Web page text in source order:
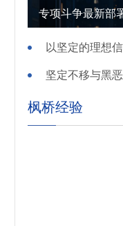
专项斗争最新部
枫桥经验